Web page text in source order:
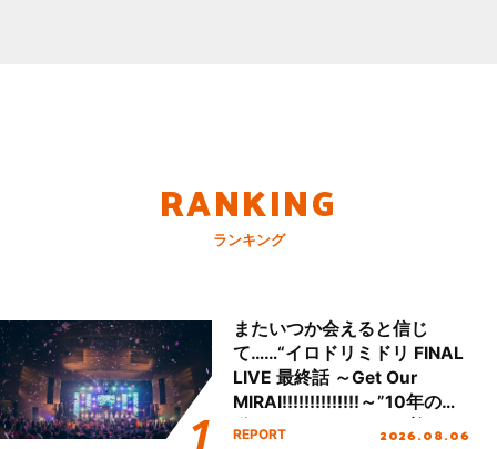
RANKING
ランキング
またいつか会えると信じ
て……“イロドリミドリ FINAL
LIVE 最終話 ～Get Our
MIRAI!!!!!!!!!!!!!!～”10年の活
動を経てファイナルを迎える
REPORT 2026.08.06